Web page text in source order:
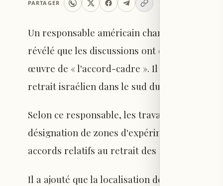
PARTAGER
Un responsable américain chargé du
révélé que les discussions ont évolué de la
œuvre de « l'accord-cadre ». Il a précisé
retrait israélien dans le sud du Liban sera
Selon ce responsable, les travaux en cours
désignation de zones d'expérimentation
accords relatifs au retrait des forces
Il a ajouté que la localisation de la première